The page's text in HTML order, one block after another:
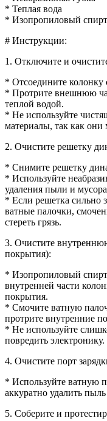
* Теплая вода
* Изопропиловый спирт
# Инструкции:
1. Отключите и
* Отсоедините колонку
* Протрите внешнюю
теплой водой.
* Не используйте
материалы, так как они
2. Очистите решетку
* Снимите решетку
* Используйте
удаления пыли и
* Если решетка сильно
ватные палочки,
стереть грязь.
3. Очистите
покрытия):
* Изопропиловый
внутренней части
покрытия.
* Смочите ватную
протрите внутренние
* Не используйте
повредить электронику.
4. Очистите порт
* Используйте ватную
аккуратно удалить
5. Соберите и